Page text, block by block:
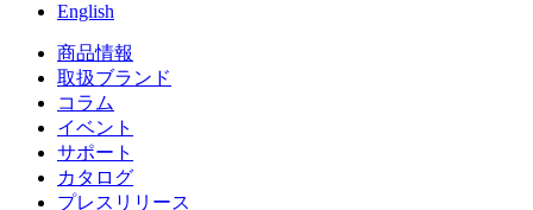
English
商品情報
取扱ブランド
コラム
イベント
サポート
カタログ
プレスリリース